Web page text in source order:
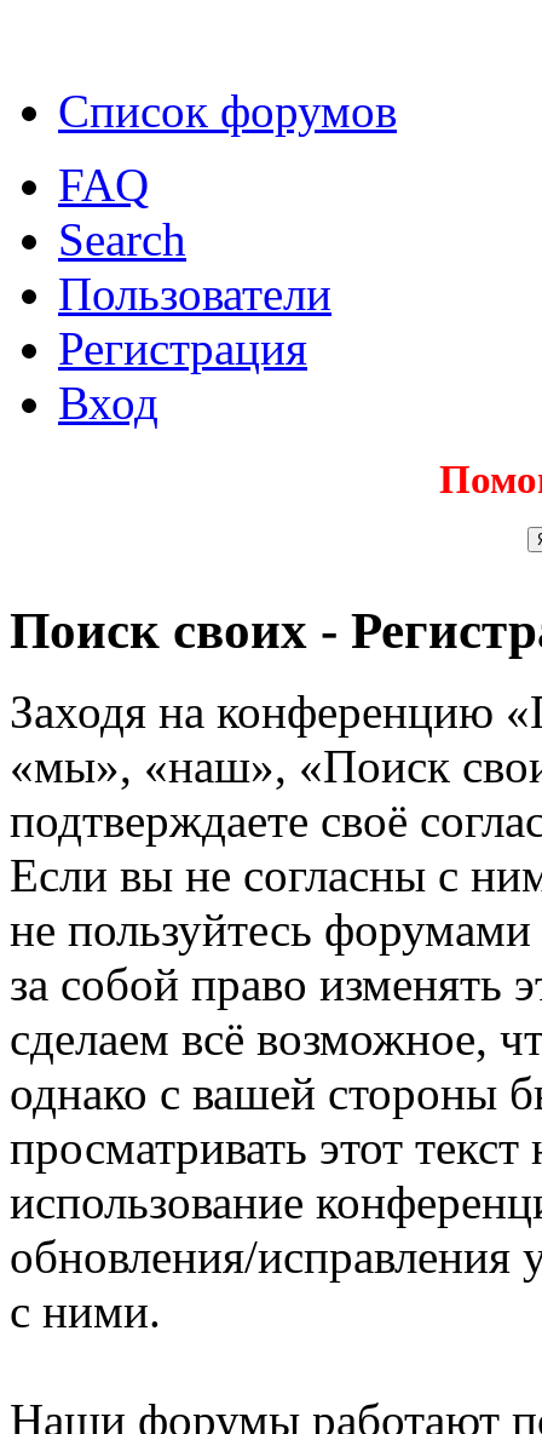
Список форумов
FAQ
Search
Пользователи
Регистрация
Вход
Поиск своих -
Заходя на конференцию
«мы», «наш», «Поиск
подтверждаете своё
Если вы не согласны с
не пользуйтесь
за собой право изменять
сделаем всё возможное,
однако с вашей стороны
просматривать этот
использование
обновления/исправления
с ними.
Наши форумы работают